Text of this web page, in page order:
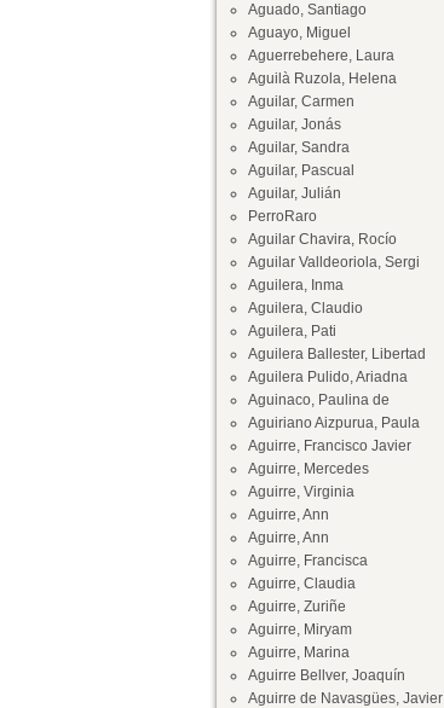
Aguado, Santiago
Aguayo, Miguel
Aguerrebehere, Laura
Aguilà Ruzola, Helena
Aguilar, Carmen
Aguilar, Jonás
Aguilar, Sandra
Aguilar, Pascual
Aguilar, Julián
PerroRaro
Aguilar Chavira, Rocío
Aguilar Valldeoriola, Sergi
Aguilera, Inma
Aguilera, Claudio
Aguilera, Pati
Aguilera Ballester, Libertad
Aguilera Pulido, Ariadna
Aguinaco, Paulina de
Aguiriano Aizpurua, Paula
Aguirre, Francisco Javier
Aguirre, Mercedes
Aguirre, Virginia
Aguirre, Ann
Aguirre, Ann
Aguirre, Francisca
Aguirre, Claudia
Aguirre, Zuriñe
Aguirre, Miryam
Aguirre, Marina
Aguirre Bellver, Joaquín
Aguirre de Navasgües, Javier